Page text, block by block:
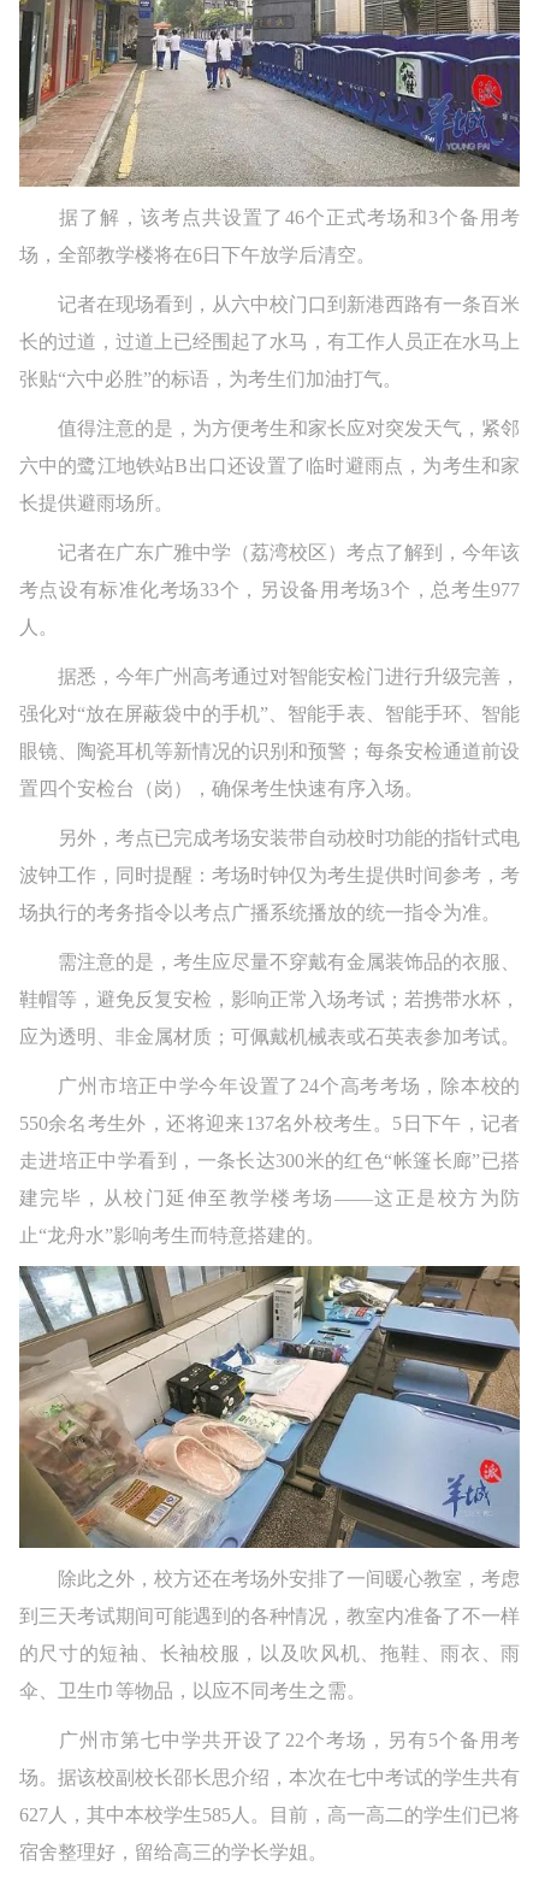
据了解，该考点共设置了46个正式考场和3个备用考
场，全部教学楼将在6日下午放学后清空。
记者在现场看到，从六中校门口到新港西路有一条百米
长的过道，过道上已经围起了水马，有工作人员正在水马上
张贴“六中必胜”的标语，为考生们加油打气。
值得注意的是，为方便考生和家长应对突发天气，紧邻
六中的鹭江地铁站B出口还设置了临时避雨点，为考生和家
长提供避雨场所。
记者在广东广雅中学（荔湾校区）考点了解到，今年该
考点设有标准化考场33个，另设备用考场3个，总考生977
人。
据悉，今年广州高考通过对智能安检门进行升级完善，
强化对“放在屏蔽袋中的手机”、智能手表、智能手环、智能
眼镜、陶瓷耳机等新情况的识别和预警；每条安检通道前设
置四个安检台（岗），确保考生快速有序入场。
另外，考点已完成考场安装带自动校时功能的指针式电
波钟工作，同时提醒：考场时钟仅为考生提供时间参考，考
场执行的考务指令以考点广播系统播放的统一指令为准。
需注意的是，考生应尽量不穿戴有金属装饰品的衣服、
鞋帽等，避免反复安检，影响正常入场考试；若携带水杯，
应为透明、非金属材质；可佩戴机械表或石英表参加考试。
广州市培正中学今年设置了24个高考考场，除本校的
550余名考生外，还将迎来137名外校考生。5日下午，记者
走进培正中学看到，一条长达300米的红色“帐篷长廊”已搭
建完毕，从校门延伸至教学楼考场——这正是校方为防
止“龙舟水”影响考生而特意搭建的。
除此之外，校方还在考场外安排了一间暖心教室，考虑
到三天考试期间可能遇到的各种情况，教室内准备了不一样
的尺寸的短袖、长袖校服，以及吹风机、拖鞋、雨衣、雨
伞、卫生巾等物品，以应不同考生之需。
广州市第七中学共开设了22个考场，另有5个备用考
场。据该校副校长邵长思介绍，本次在七中考试的学生共有
627人，其中本校学生585人。目前，高一高二的学生们已将
宿舍整理好，留给高三的学长学姐。